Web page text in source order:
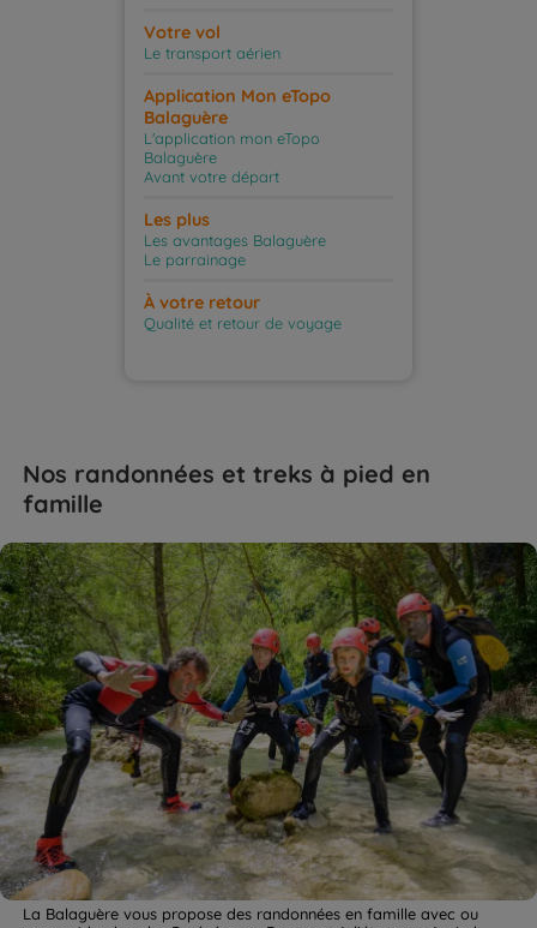
Votre vol
Le transport aérien
Application Mon eTopo
Balaguère
L'application mon eTopo
Balaguère
Avant votre départ
Les plus
Les avantages Balaguère
Le parrainage
À votre retour
Qualité et retour de voyage
Nos randonnées et treks à pied en
famille
La Balaguère vous propose des randonnées en famille avec ou